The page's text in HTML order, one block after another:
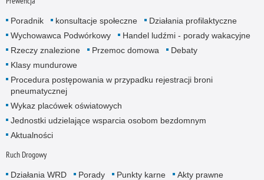
Poradnik konsultacje społeczne
Działania profilaktyczne
Wychowawca Podwórkowy
Handel ludźmi - porady wakacyjne
Rzeczy znalezione
Przemoc domowa
Debaty
Klasy mundurowe
Procedura postępowania w przypadku rejestracji broni
pneumatycznej
Wykaz placówek oświatowych
Jednostki udzielające wsparcia osobom bezdomnym
Aktualności
Ruch Drogowy
Działania WRD Porady Punkty karne Akty prawne